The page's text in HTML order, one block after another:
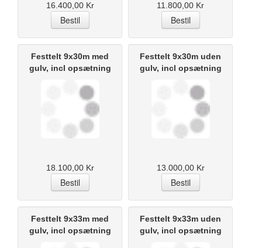
16.400,00 Kr 11.800,00 Kr
Festtelt 9x30m med
gulv, incl opsætning
18.100,00 Kr
Festtelt 9x30m uden
gulv, incl opsætning
13.000,00 Kr
Festtelt 9x33m med
gulv, incl opsætning
Festtelt 9x33m uden
gulv, incl opsætning